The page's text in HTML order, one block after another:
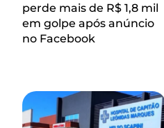
perde mais de R$ 1,8 mil
em golpe após anúncio
no Facebook